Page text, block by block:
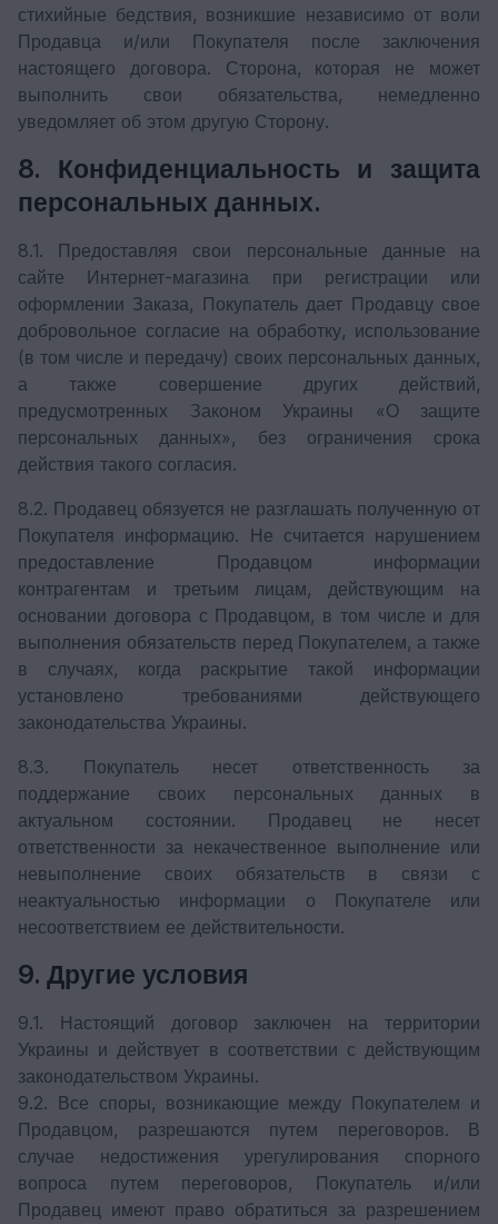
стихийные бедствия, возникшие независимо от воли
Продавца и/или Покупателя после заключения
настоящего договора. Сторона, которая не может
выполнить свои обязательства, немедленно
уведомляет об этом другую Сторону.
8. Конфиденциальность и защита
персональных данных.
8.1. Предоставляя свои персональные данные на
сайте Интернет-магазина при регистрации или
оформлении Заказа, Покупатель дает Продавцу свое
добровольное согласие на обработку, использование
(в том числе и передачу) своих персональных данных,
а также совершение других действий,
предусмотренных Законом Украины «О защите
персональных данных», без ограничения срока
действия такого согласия.
8.2. Продавец обязуется не разглашать полученную от
Покупателя информацию. Не считается нарушением
предоставление Продавцом информации
контрагентам и третьим лицам, действующим на
основании договора с Продавцом, в том числе и для
выполнения обязательств перед Покупателем, а также
в случаях, когда раскрытие такой информации
установлено требованиями действующего
законодательства Украины.
8.3. Покупатель несет ответственность за
поддержание своих персональных данных в
актуальном состоянии. Продавец не несет
ответственности за некачественное выполнение или
невыполнение своих обязательств в связи с
неактуальностью информации о Покупателе или
несоответствием ее действительности.
9. Другие условия
9.1. Настоящий договор заключен на территории
Украины и действует в соответствии с действующим
законодательством Украины.
9.2. Все споры, возникающие между Покупателем и
Продавцом, разрешаются путем переговоров. В
случае недостижения урегулирования спорного
вопроса путем переговоров, Покупатель и/или
Продавец имеют право обратиться за разрешением